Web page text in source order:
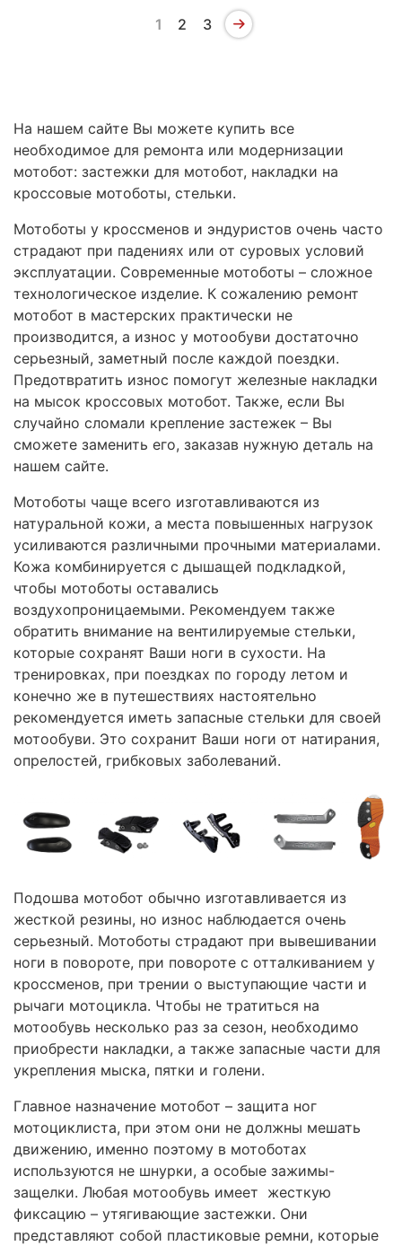
1 2 3
На нашем сайте Вы можете купить все
необходимое для ремонта или модернизации
мотобот: застежки для мотобот, накладки на
кроссовые мотоботы, стельки.
Мотоботы у кроссменов и эндуристов очень часто
страдают при падениях или от суровых условий
эксплуатации. Современные мотоботы – сложное
технологическое изделие. К сожалению ремонт
мотобот в мастерских практически не
производится, а износ у мотообуви достаточно
серьезный, заметный после каждой поездки.
Предотвратить износ помогут железные накладки
на мысок кроссовых мотобот. Также, если Вы
случайно сломали крепление застежек – Вы
сможете заменить его, заказав нужную деталь на
нашем сайте.
Мотоботы чаще всего изготавливаются из
натуральной кожи, а места повышенных нагрузок
усиливаются различными прочными материалами.
Кожа комбинируется с дышащей подкладкой,
чтобы мотоботы оставались
воздухопроницаемыми. Рекомендуем также
обратить внимание на вентилируемые стельки,
которые сохранят Ваши ноги в сухости. На
тренировках, при поездках по городу летом и
конечно же в путешествиях настоятельно
рекомендуется иметь запасные стельки для своей
мотообуви. Это сохранит Ваши ноги от натирания,
опрелостей, грибковых заболеваний.
Подошва мотобот обычно изготавливается из
жесткой резины, но износ наблюдается очень
серьезный. Мотоботы страдают при вывешивании
ноги в повороте, при повороте с отталкиванием у
кроссменов, при трении о выступающие части и
рычаги мотоцикла. Чтобы не тратиться на
мотообувь несколько раз за сезон, необходимо
приобрести накладки, а также запасные части для
укрепления мыска, пятки и голени.
Главное назначение мотобот – защита ног
мотоциклиста, при этом они не должны мешать
движению, именно поэтому в мотоботах
используются не шнурки, а особые зажимы-
защелки. Любая мотообувь имеет жесткую
фиксацию – утягивающие застежки. Они
представляют собой пластиковые ремни, которые